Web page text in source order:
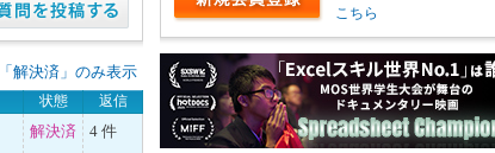
「解決済」のみ表示
状態 返信
解決済 4 件
こちら